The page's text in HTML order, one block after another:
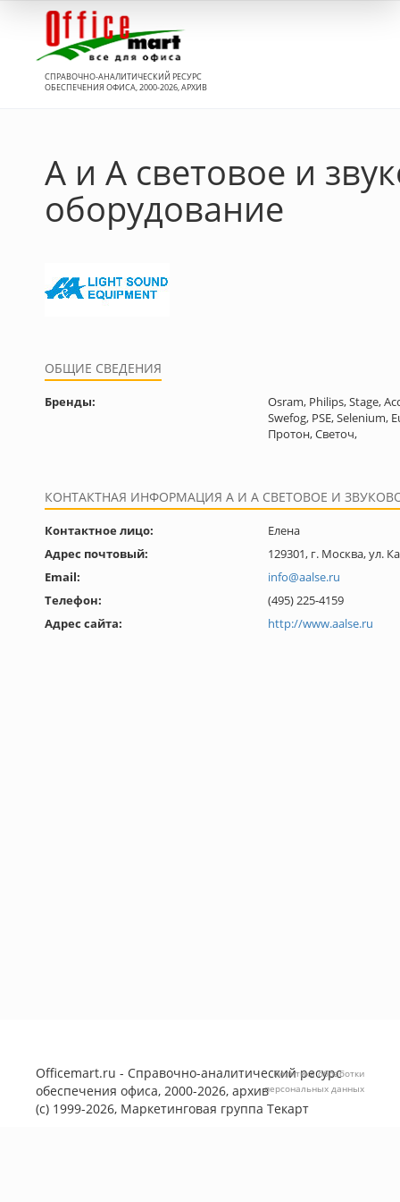
СПРАВОЧНО-АНАЛИТИЧЕСКИЙ РЕСУРС
ОБЕСПЕЧЕНИЯ ОФИСА, 2000-2026, АРХИВ
А и А световое и
оборудование
ОБЩИЕ СВЕДЕНИЯ
Бренды:
Osram, Philips, Stage,
Swefog, PSE, Selenium,
Протон, Светоч,
КОНТАКТНАЯ ИНФОРМАЦИЯ А И А СВЕТОВОЕ И
Контактное лицо:
Елена
Адрес почтовый:
129301, г. Москва, ул.
Email:
info@aalse.ru
Телефон:
(495) 225-4159
Адрес сайта:
http://www.aalse.ru
Officemart.ru - Справочно-аналитический ресурс
обеспечения офиса, 2000-2026, архив
(с) 1999-2026, Маркетинговая группа Текарт
Политика обработки
персональных данных